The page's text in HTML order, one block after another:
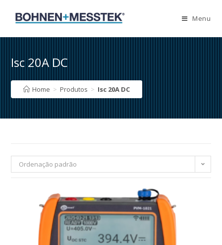
Menu
Isc 20A DC
Home > Produtos > Isc 20A DC
Ordenação padrão